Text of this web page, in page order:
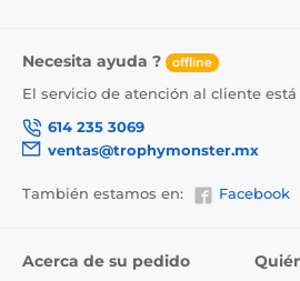
Necesita ayuda ? offline
El servicio de atención al cliente
614 235 3069
ventas@trophymonster.mx
También estamos en: Facebook
Acerca de su pedido